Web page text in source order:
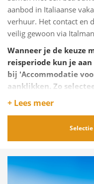
aanbod in Italiaanse
verhuur. Het contact en
veilig gewoon via
Wanneer je de keuze
reisperiode kun je
bij 'Accommodatie
aanklikken. Zo
Bello welkom is.
Klik op onderstaande
vakantiewoningen en
+ Lees meer